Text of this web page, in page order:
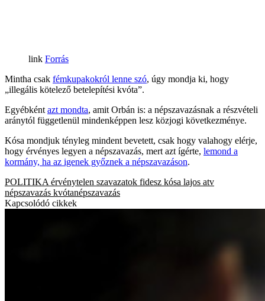
Forrás
Mintha csak fémkupakokról lenne szó, úgy mondja ki, hogy
„illegális kötelező betelepítési kvóta”.
Egyébként azt mondta, amit Orbán is: a népszavazásnak a részvételi
aránytól függetlenül mindenképpen lesz közjogi következménye.
Kósa mondjuk tényleg mindent bevetett, csak hogy valahogy elérje,
hogy érvényes legyen a népszavazás, mert azt ígérte, lemond a
kormány, ha az igenek győznek a népszavazáson.
POLITIKA érvénytelen szavazatok fidesz kósa lajos atv
népszavazás kvótanépszavazás
Kapcsolódó cikkek